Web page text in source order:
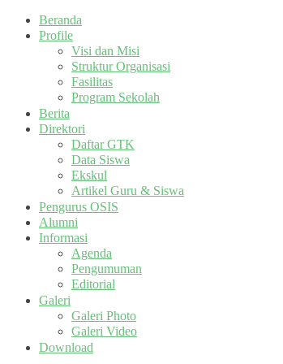
Beranda
Profile
Visi dan Misi
Struktur Organisasi
Fasilitas
Program Sekolah
Berita
Direktori
Daftar GTK
Data Siswa
Ekskul
Artikel Guru & Siswa
Pengurus OSIS
Alumni
Informasi
Agenda
Pengumuman
Editorial
Galeri
Galeri Photo
Galeri Video
Download